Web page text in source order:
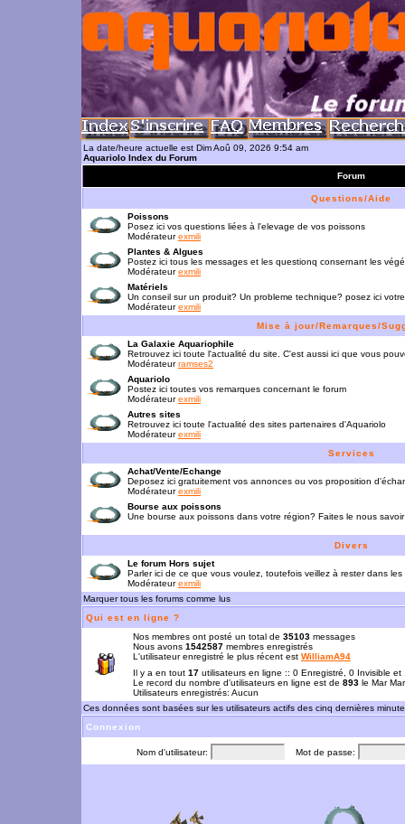
La date/heure actuelle est Dim Aoû 09, 2026 9:54 am
Aquariolo Index du Forum
Forum
Questions/Aide
Poissons
Posez ici vos questions liées à l'elevage de vos poissons
Modérateurexmili
Plantes & Algues
Postez ici tous les messages et les questionq consernant les
Modérateurexmili
Matériels
Un conseil sur un produit? Un probleme technique? posez ici
Modérateurexmili
Mise à jour/Remarques/
La Galaxie Aquariophile
Retrouvez ici toute l'actualité du site. C'est aussi ici que vous
Modérateurramses2
Aquariolo
Postez ici toutes vos remarques concernant le forum
Modérateurexmili
Autres sites
Retrouvez ici toute l'actualité des sites partenaires d'Aquariolo
Modérateurexmili
Services
Achat/Vente/Echange
Deposez ici gratuitement vos annonces ou vos proposition
Modérateurexmili
Bourse aux poissons
Une bourse aux poissons dans votre région? Faites le nous savoir
Divers
Le forum Hors sujet
Parler ici de ce que vous voulez, toutefois veillez à rester dans les
Modérateurexmili
Marquer tous les forums comme lus
Qui est en ligne ?
Nos membres ont posté un total de 35103 messages
Nous avons 1542587 membres enregistrés
L'utilisateur enregistré le plus récent est WilliamA94
Il y a en tout 17 utilisateurs en ligne :: 0 Enregistré, 0 Invisible
Le record du nombre d'utilisateurs en ligne est de 893 le Mar
Utilisateurs enregistrés: Aucun
Ces données sont basées sur les utilisateurs actifs des cinq dernières
Connexion
Nom d'utilisateur: Mot de passe: